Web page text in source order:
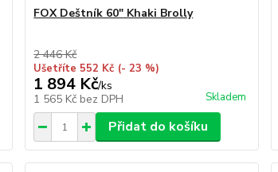
FOX Deštník 60" Khaki Brolly
2 446 Kč
Ušetříte 552 Kč (- 23 %)
1 894 Kč/ks
1 565 Kč bez DPH Skladem
Přidat do košíku